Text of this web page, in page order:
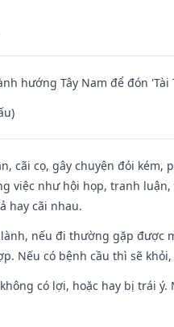
hướng Tây Nam để đón 'Tài
cãi cọ, gây chuyện đói
việc như hội họp, tranh
hay cãi nhau.
nếu đi thường gặp được
Nếu có bệnh cầu thì sẽ
có lợi, hoặc hay bị trái